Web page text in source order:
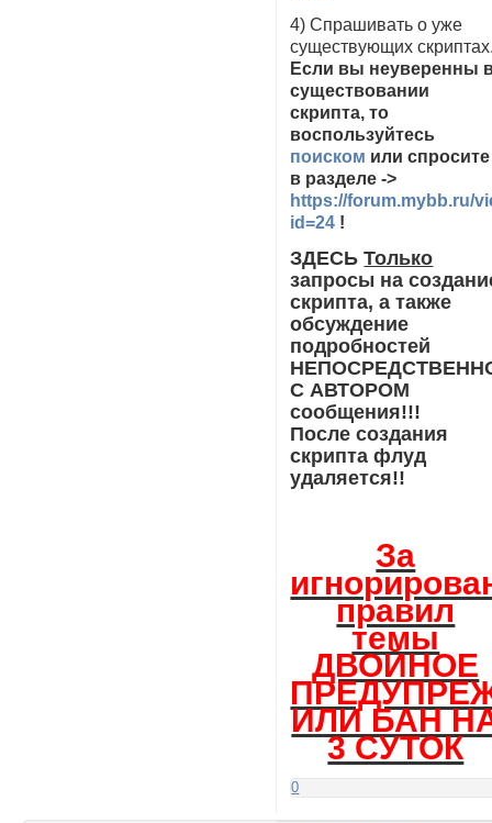
4) Спрашивать о уже
существующих
Если вы неуверенны
существовании
скрипта, то
воспользуйтесь
поиском или спросите
в разделе ->
https://forum.mybb.ru/
id=24 !
ЗДЕСЬТолько
запросы на
скрипта, а также
обсуждение
подробностей
С АВТОРОМ
сообщения!!!
После создания
скрипта флуд
удаляется!!
За
правил
темы
ДВОЙНОЕ
ИЛИ БАН
3 СУТОК
0